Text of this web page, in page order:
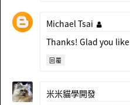
Michael Tsai
Thanks! Glad you
回覆
米米貓學開發